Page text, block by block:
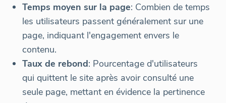
Temps moyen sur la page: Combien de temps
les utilisateurs passent généralement sur une
page, indiquant l'engagement envers le
contenu.
Taux de rebond: Pourcentage d'utilisateurs
qui quittent le site après avoir consulté une
seule page, mettant en évidence la pertinence